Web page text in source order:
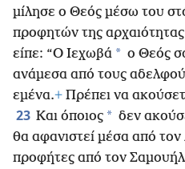
μίλησε ο Θεός μέσω του
προφητών της
είπε: “Ο Ιεχωβά * ο Θεός
ανάμεσα από τους
εμένα.+ Πρέπει να
23 Και όποιος * δεν
θα αφανιστεί μέσα από τον
προφήτες από τον Σαμουήλ